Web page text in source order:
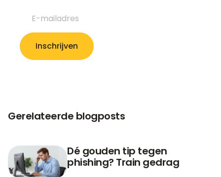
Gerelateerde blogposts
Dé gouden tip tegen
phishing? Train gedrag